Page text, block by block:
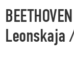
Leonskaja